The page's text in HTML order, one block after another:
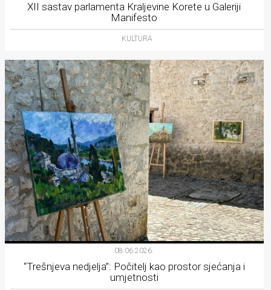
XII sastav parlamenta Kraljevine Korete u Galeriji
Manifesto
KULTURA
08.06.2026.
“Trešnjeva nedjelja”: Počitelj kao prostor sjećanja i
umjetnosti